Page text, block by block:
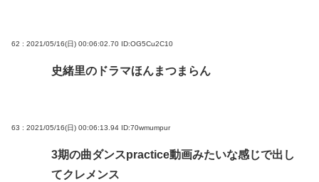
62 : 2021/05/16(日) 00:06:02.70 ID:OG5Cu2C10
史緒里のドラマほんまつまらん
63 : 2021/05/16(日) 00:06:13.94 ID:70wmumpur
3期の曲ダンスpractice動画みたいな感じで出し
てクレメンス